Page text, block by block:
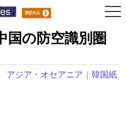
国の防空識別圏
アジア・オセアニア ｜韓国紙